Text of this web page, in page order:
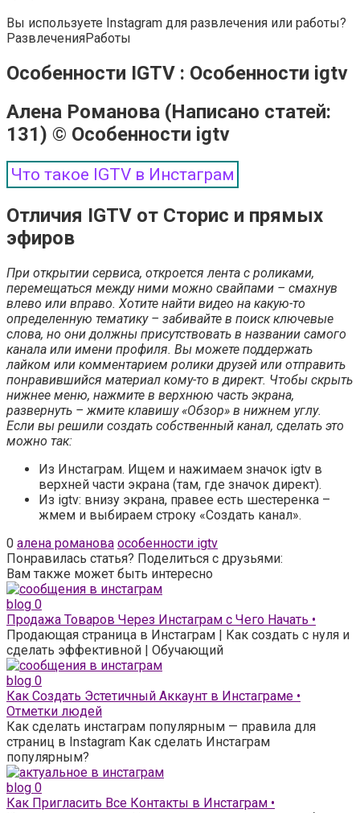
Вы используете Instagram для развлечения или работы?
РазвлеченияРаботы
Особенности IGTV : Особенности igtv
Алена Романова (Написано статей:
131) © Особенности igtv
Что такое IGTV в Инстаграм
Отличия IGTV от Сторис и прямых
эфиров
При открытии сервиса, откроется лента с роликами,
перемещаться между ними можно свайпами – смахнув
влево или вправо. Хотите найти видео на какую-то
определенную тематику – забивайте в поиск ключевые
слова, но они должны присутствовать в названии самого
канала или имени профиля. Вы можете поддержать
лайком или комментарием ролики друзей или отправить
понравившийся материал кому-то в директ. Чтобы скрыть
нижнее меню, нажмите в верхнюю часть экрана,
развернуть – жмите клавишу «Обзор» в нижнем углу.
Если вы решили создать собственный канал, сделать это
можно так:
Из Инстаграм. Ищем и нажимаем значок igtv в
верхней части экрана (там, где значок директ).
Из igtv: внизу экрана, правее есть шестеренка –
жмем и выбираем строку «Создать канал».
0 алена романова особенности igtv
Понравилась статья? Поделиться с друзьями:
Вам также может быть интересно
blog 0
Продажа Товаров Через Инстаграм с Чего Начать •
Продающая страница в Инстаграм | Как создать с нуля и
сделать эффективной | Обучающий
blog 0
Как Создать Эстетичный Аккаунт в Инстаграме •
Отметки людей
Как сделать инстаграм популярным — правила для
страниц в Instagram Как сделать Инстаграм
популярным?
blog 0
Как Пригласить Все Контакты в Инстаграм •